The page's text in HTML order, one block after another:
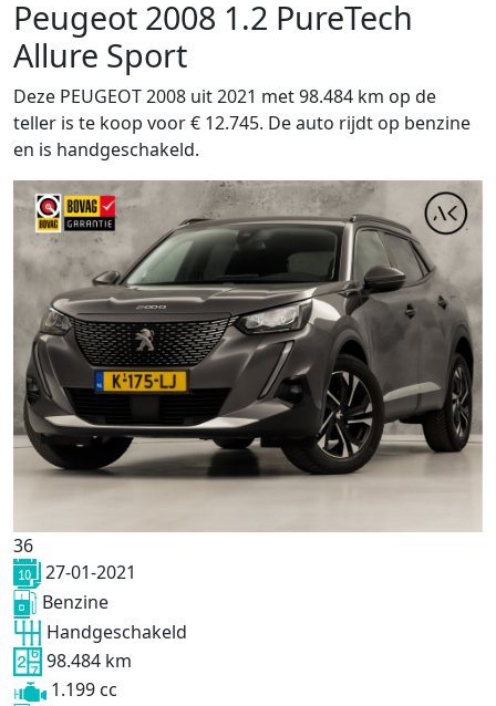
Peugeot 2008 1.2 PureTech
Allure Sport
Deze PEUGEOT 2008 uit 2021 met 98.484 km op de
teller is te koop voor € 12.745. De auto rijdt op benzine
en is handgeschakeld.
36
27-01-2021
Benzine
Handgeschakeld
98.484 km
1.199 cc